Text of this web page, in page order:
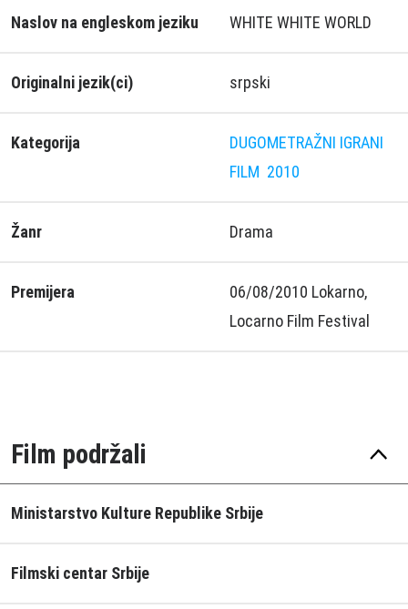
Naslov na engleskom jeziku WHITE WHITE WORLD
Originalni jezik(ci) srpski
Kategorija
DUGOMETRAŽNI IGRANI
FILM 2010
Žanr Drama
Premijera
06/08/2010 Lokarno,
Locarno Film Festival
Film podržali
Ministarstvo Kulture Republike Srbije
Filmski centar Srbije